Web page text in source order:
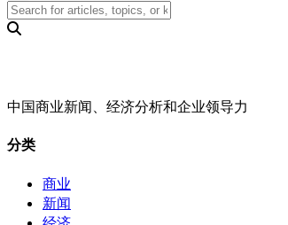
中国商业新闻、经济分析和企业领导力
分类
商业
新闻